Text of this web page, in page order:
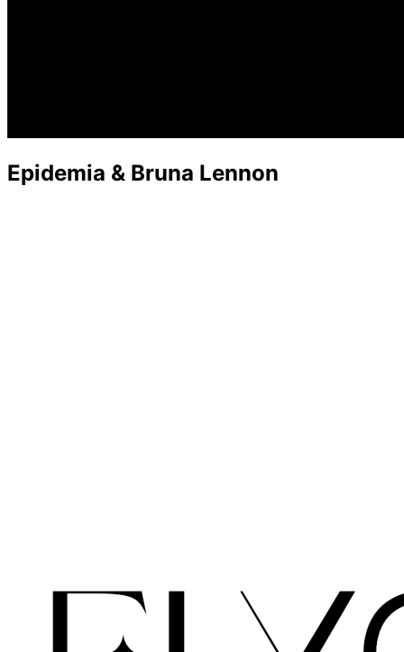
Epidemia & Bruna Lennon